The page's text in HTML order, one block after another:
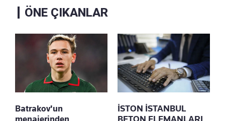
ÖNE ÇIKANLAR
Batrakov'un
İSTON İSTANBUL